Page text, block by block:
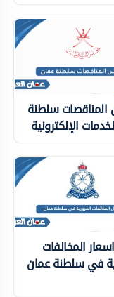
سلطنة
الإلكترونية
المخالفات
في سلطنة عمان